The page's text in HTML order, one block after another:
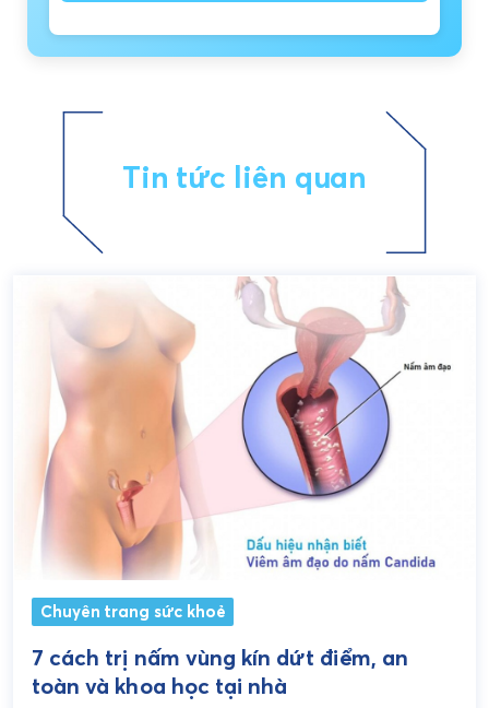
Tin tức liên quan
Chuyên trang sức khoẻ
7 cách trị nấm vùng kín dứt điểm, an
toàn và khoa học tại nhà